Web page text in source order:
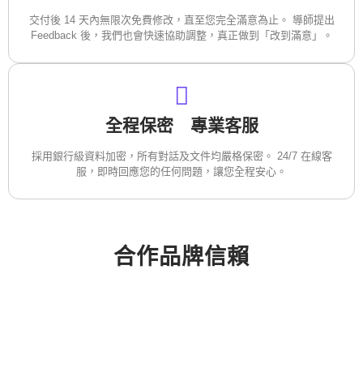
交付後 14 天內無限次免費修改，直至您完全滿意為止。 導師提出
Feedback 後，我們也會快速協助調整，真正做到「改到滿意」。
全程保密 專業客服
採用銀行級資料加密，所有對話及文件均嚴格保密。 24/7 在線客
服，即時回應您的任何問題，讓您全程安心。
合作品牌信賴